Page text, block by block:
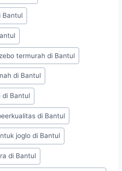
Bantul
termurah di Bantul
di Bantul
di Bantul
di Bantul
joglo di Bantul
di Bantul